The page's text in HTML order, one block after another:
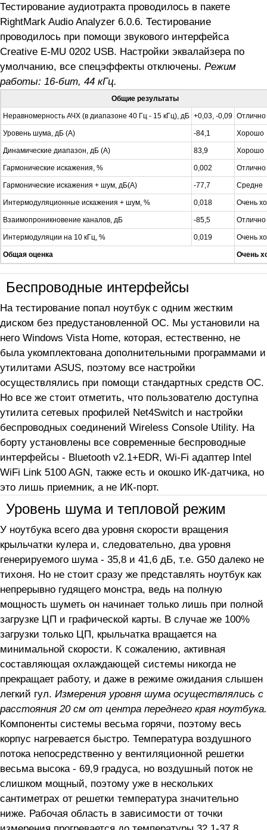
Тестирование аудиотракта проводилось в пакете
RightMark Audio Analyzer 6.0.6. Тестирование
проводилось при помощи звукового интерфейса
Creative E-MU 0202 USB. Настройки эквалайзера по
умолчанию, все спецэффекты отключены. Режим
работы: 16-бит, 44 кГц.
Общие результаты
Неравномерность АЧХ (в диапазоне 40 Гц - 15 кГц), дБ +0,03, -0,09 Отлично
Уровень шума, дБ (А) -84,1 Хорошо
Динамические диапазон, дБ (А) 83,9 Хорошо
Гармонические искажения, % 0,002 Отлично
Гармонические искажения + шум, дБ(A) -77,7 Средне
Интермодуляционные искажения + шум, % 0,018 Очень
Взаимопроникновение каналов, дБ -85,5 Отлично
Интермодуляции на 10 кГц, % 0,019 Очень
Общая оценка Очень
Беспроводные интерфейсы
На тестирование попал ноутбук с одним жестким
диском без предустановленной ОС. Мы установили на
него Windows Vista Home, которая, естественно, не
была укомплектована дополнительными программами и
утилитами ASUS, поэтому все настройки
осуществлялись при помощи стандартных средств ОС.
Но все же стоит отметить, что пользователю доступна
утилита сетевых профилей Net4Switch и настройки
беспроводных соединений Wireless Console Utility. На
борту установлены все современные беспроводные
интерфейсы - Bluetooth v2.1+EDR, Wi-Fi адаптер Intel
WiFi Link 5100 AGN, также есть и окошко ИК-датчика, но
это лишь приемник, а не ИК-порт.
Уровень шума и тепловой режим
У ноутбука всего два уровня скорости вращения
крыльчатки кулера и, следовательно, два уровня
генерируемого шума - 35,8 и 41,6 дБ, т.е. G50 далеко не
тихоня. Но не стоит сразу же представлять ноутбук как
непрерывно гудящего монстра, ведь на полную
мощность шуметь он начинает только лишь при полной
загрузке ЦП и графической карты. В случае же 100%
загрузки только ЦП, крыльчатка вращается на
минимальной скорости. К сожалению, активная
составляющая охлаждающей системы никогда не
прекращает работу, и даже в режиме ожидания слышен
легкий гул. Измерения уровня шума осуществлялись с
расстояния 20 см от центра переднего края ноутбука.
Компоненты системы весьма горячи, поэтому весь
корпус нагревается быстро. Температура воздушного
потока непосредственно у вентиляционной решетки
весьма высока - 69,9 градуса, но воздушный поток не
слишком мощный, поэтому уже в нескольких
сантиметрах от решетки температура значительно
ниже. Рабочая область в зависимости от точки